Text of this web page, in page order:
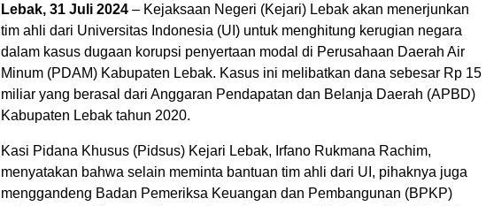
Lebak, 31 Juli 2024 – Kejaksaan Negeri (Kejari) Lebak akan menerjunkan
tim ahli dari Universitas Indonesia (UI) untuk menghitung kerugian negara
dalam kasus dugaan korupsi penyertaan modal di Perusahaan Daerah Air
Minum (PDAM) Kabupaten Lebak. Kasus ini melibatkan dana sebesar Rp 15
miliar yang berasal dari Anggaran Pendapatan dan Belanja Daerah (APBD)
Kabupaten Lebak tahun 2020.
Kasi Pidana Khusus (Pidsus) Kejari Lebak, Irfano Rukmana Rachim,
menyatakan bahwa selain meminta bantuan tim ahli dari UI, pihaknya juga
menggandeng Badan Pemeriksa Keuangan dan Pembangunan (BPKP)